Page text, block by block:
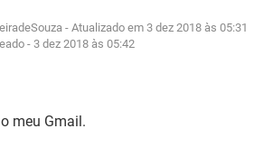
GMAIL
EXCEL
WHATSAPP
GMAIL
- Atualizado em 3 dez 2018 às 05:31
- 3 dez 2018 às 05:42
meu Gmail.